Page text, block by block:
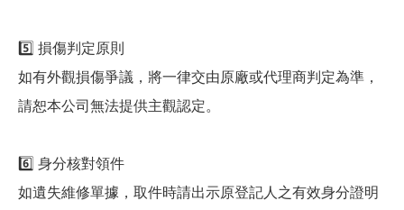
5️⃣ 損傷判定原則
如有外觀損傷爭議，將一律交由原廠或代理商判定為準，
請恕本公司無法提供主觀認定。
6️⃣ 身分核對領件
如遺失維修單據，取件時請出示原登記人之有效身分證明